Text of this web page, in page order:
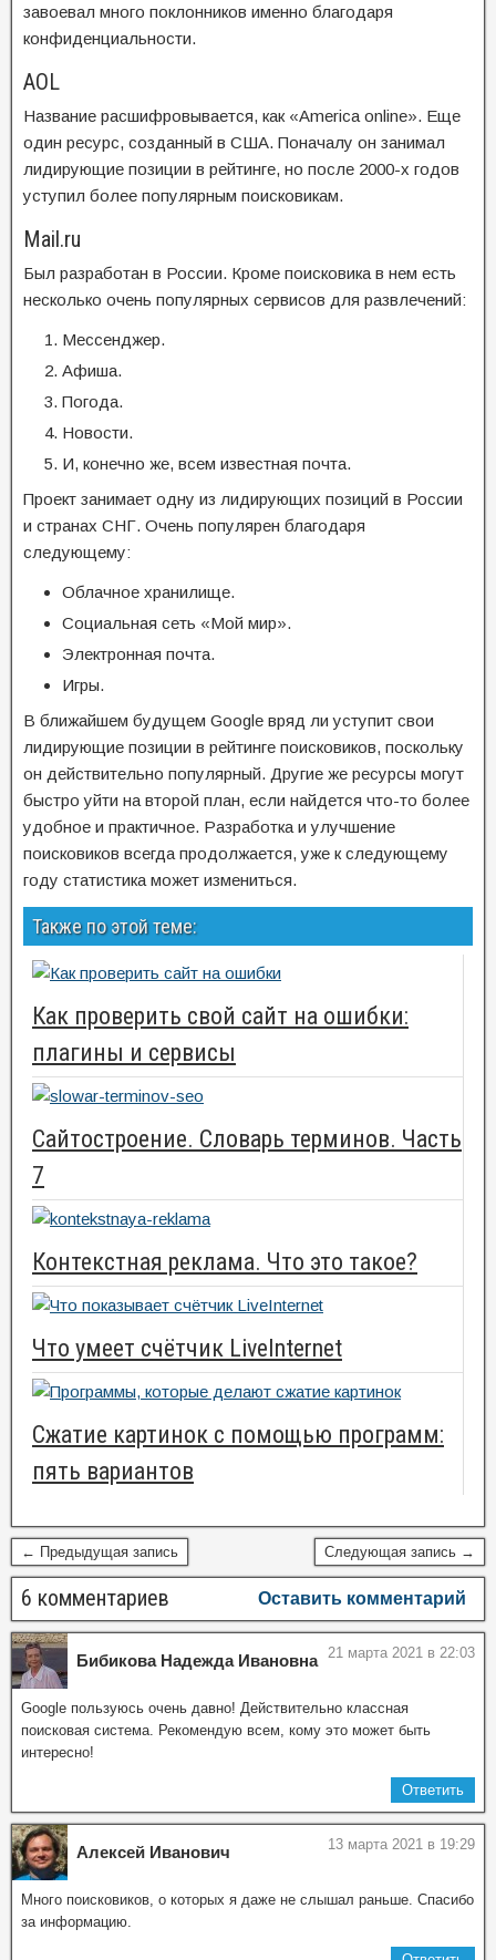
завоевал много поклонников именно благодаря
конфиденциальности.
AOL
Название расшифровывается, как «America online». Еще
один ресурс, созданный в США. Поначалу он занимал
лидирующие позиции в рейтинге, но после 2000-х годов
уступил более популярным поисковикам.
Mail.ru
Был разработан в России. Кроме поисковика в нем есть
несколько очень популярных сервисов для развлечений:
Мессенджер.
Афиша.
Погода.
Новости.
И, конечно же, всем известная почта.
Проект занимает одну из лидирующих позиций в России
и странах СНГ. Очень популярен благодаря
следующему:
Облачное хранилище.
Социальная сеть «Мой мир».
Электронная почта.
Игры.
В ближайшем будущем Google вряд ли уступит свои
лидирующие позиции в рейтинге поисковиков, поскольку
он действительно популярный. Другие же ресурсы могут
быстро уйти на второй план, если найдется что-то более
удобное и практичное. Разработка и улучшение
поисковиков всегда продолжается, уже к следующему
году статистика может измениться.
Также по этой теме:
Как проверить свой сайт на ошибки:
плагины и сервисы
Сайтостроение. Словарь терминов. Часть
7
Контекстная реклама. Что это такое?
Что умеет счётчик LiveInternet
Сжатие картинок с помощью программ:
пять вариантов
← Предыдущая запись Следующая запись →
6 комментариев Оставить комментарий
Бибикова Надежда Ивановна 21 марта 2021 в 22:03
Google пользуюсь очень давно! Действительно классная
поисковая система. Рекомендую всем, кому это может быть
интересно!
Ответить
Алексей Иванович 13 марта 2021 в 19:29
Много поисковиков, о которых я даже не слышал раньше. Спасибо
за информацию.